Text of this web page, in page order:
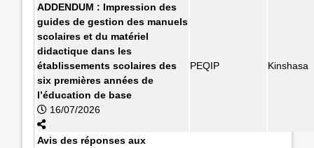
ADDENDUM : Impression des
guides de gestion des manuels
scolaires et du matériel
didactique dans les
établissements scolaires des
six premières années de
l’éducation de base
16/07/2026
PEQIP Kinshasa
Avis des réponses aux